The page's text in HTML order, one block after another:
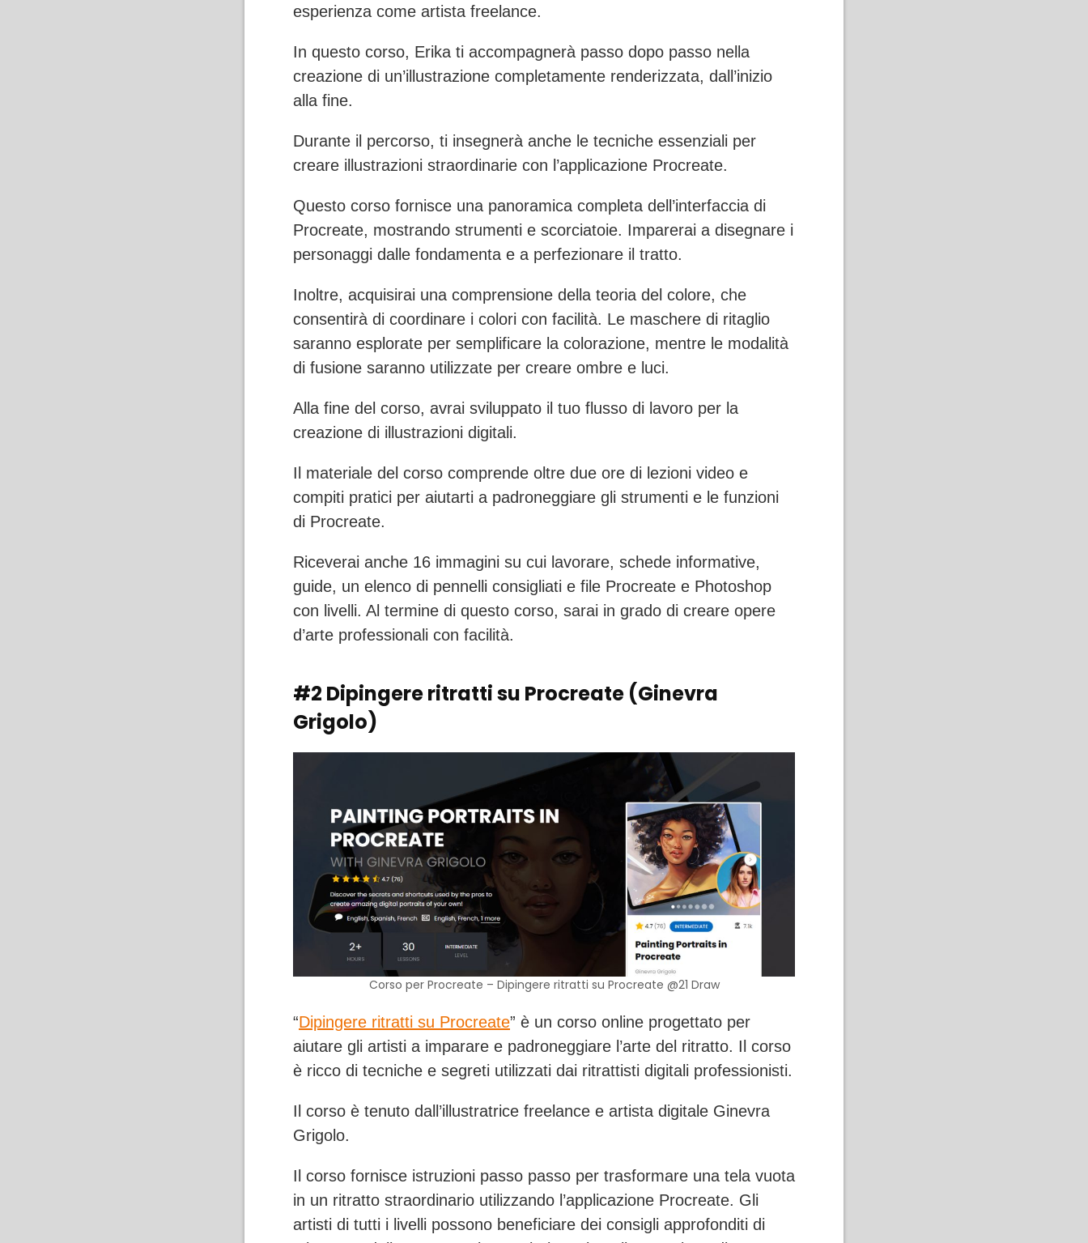
esperienza come artista freelance.
In questo corso, Erika ti accompagnerà passo dopo passo nella
creazione di un’illustrazione completamente renderizzata, dall’inizio
alla fine.
Durante il percorso, ti insegnerà anche le tecniche essenziali per
creare illustrazioni straordinarie con l’applicazione Procreate.
Questo corso fornisce una panoramica completa dell’interfaccia di
Procreate, mostrando strumenti e scorciatoie. Imparerai a disegnare i
personaggi dalle fondamenta e a perfezionare il tratto.
Inoltre, acquisirai una comprensione della teoria del colore, che
consentirà di coordinare i colori con facilità. Le maschere di ritaglio
saranno esplorate per semplificare la colorazione, mentre le modalità
di fusione saranno utilizzate per creare ombre e luci.
Alla fine del corso, avrai sviluppato il tuo flusso di lavoro per la
creazione di illustrazioni digitali.
Il materiale del corso comprende oltre due ore di lezioni video e
compiti pratici per aiutarti a padroneggiare gli strumenti e le funzioni
di Procreate.
Riceverai anche 16 immagini su cui lavorare, schede informative,
guide, un elenco di pennelli consigliati e file Procreate e Photoshop
con livelli. Al termine di questo corso, sarai in grado di creare opere
d’arte professionali con facilità.
#2 Dipingere ritratti su Procreate (Ginevra
Grigolo)
Corso per Procreate – Dipingere ritratti su Procreate @21 Draw
“Dipingere ritratti su Procreate” è un corso online progettato per
aiutare gli artisti a imparare e padroneggiare l’arte del ritratto. Il corso
è ricco di tecniche e segreti utilizzati dai ritrattisti digitali professionisti.
Il corso è tenuto dall’illustratrice freelance e artista digitale Ginevra
Grigolo.
Il corso fornisce istruzioni passo passo per trasformare una tela vuota
in un ritratto straordinario utilizzando l’applicazione Procreate. Gli
artisti di tutti i livelli possono beneficiare dei consigli approfonditi di